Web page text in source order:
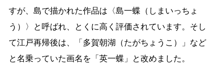
すが、島で描かれた作品は〈島一蝶（しまいっちょ
う）〉と呼ばれ、とくに高く評価されています。そし
て江戸再帰後は、「多賀朝湖（たがちょうこ）」など
と名乗っていた画名を「英一蝶」と改めました。